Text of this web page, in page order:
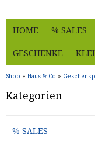
HOME % SALES
GESCHENKE
Shop » Haus & Co »
Kategorien
% SALES